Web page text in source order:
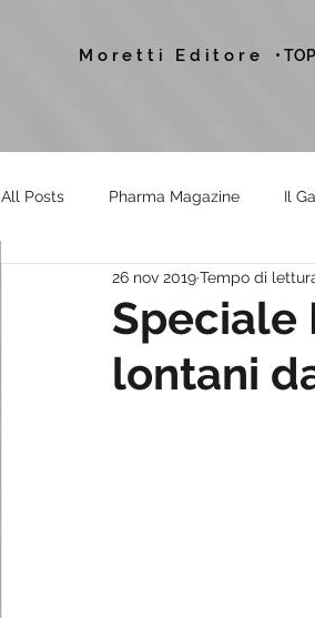
Moretti Editore •
All Posts Pharma Magazine Il
Speciale
lontani
26 nov 2019Tempo di